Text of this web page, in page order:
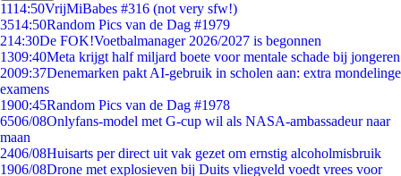
1114:50VrijMiBabes #316 (not very sfw!)
3514:50Random Pics van de Dag #1979
214:30De FOK!Voetbalmanager 2026/2027 is begonnen
1309:40Meta krijgt half miljard boete voor mentale schade bij jongeren
2009:37Denemarken pakt AI-gebruik in scholen aan: extra mondelinge
examens
1900:45Random Pics van de Dag #1978
6506/08Onlyfans-model met G-cup wil als NASA-ambassadeur naar
maan
2406/08Huisarts per direct uit vak gezet om ernstig alcoholmisbruik
1906/08Drone met explosieven bij Duits vliegveld voedt vrees voor